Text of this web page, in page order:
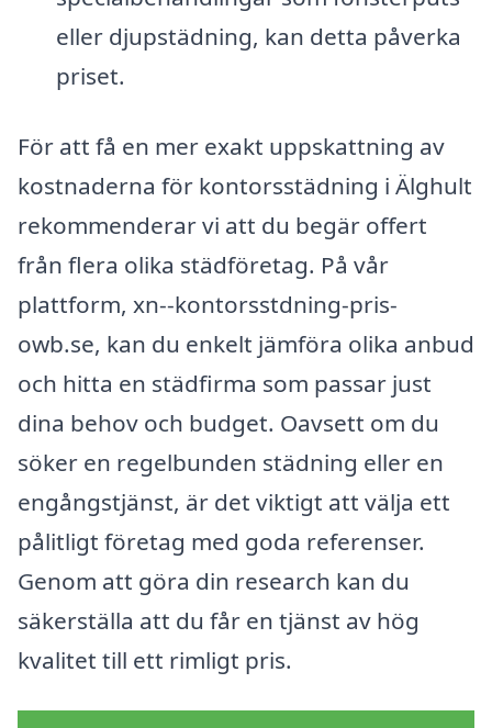
eller djupstädning, kan detta påverka
priset.
För att få en mer exakt uppskattning av
kostnaderna för kontorsstädning i Älghult
rekommenderar vi att du begär offert
från flera olika städföretag. På vår
plattform, xn--kontorsstdning-pris-
owb.se, kan du enkelt jämföra olika anbud
och hitta en städfirma som passar just
dina behov och budget. Oavsett om du
söker en regelbunden städning eller en
engångstjänst, är det viktigt att välja ett
pålitligt företag med goda referenser.
Genom att göra din research kan du
säkerställa att du får en tjänst av hög
kvalitet till ett rimligt pris.